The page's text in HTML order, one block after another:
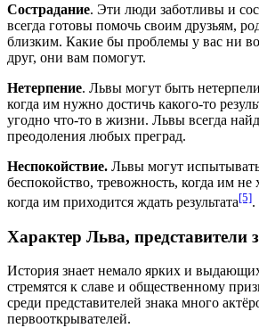
Сострадание. Эти люди заботливы и
всегда готовы помочь своим друзьям,
близким. Какие бы проблемы у вас ни
друг, они вам помогут.
Нетерпение. Львы могут быть
когда им нужно достичь какого-то
угодно что-то в жизни. Львы всегда
преодоления любых преград.
Неспокойствие. Львы могут
беспокойство, тревожность, когда им
когда им приходится ждать результата[5].
Характер Льва, представители
История знает немало ярких и
стремятся к славе и общественному
среди представителей знака много
первооткрывателей.